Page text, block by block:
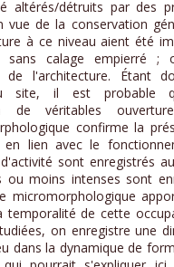
altérés/détruits par des
vue de la conservation
à ce niveau aient été
sans calage empierré ;
l'architecture. Étant
site, il est probable
de véritables
confirme la
en lien avec le
sont enregistrés
moins intenses sont
micromorphologique
de cette
on enregistre une
dans la dynamique de